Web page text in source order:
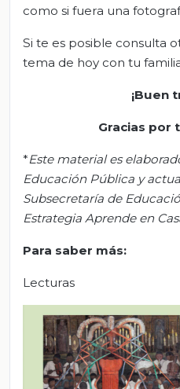
como si fuera una
Si te es posible consulta
tema de hoy con tu
¡Buen
Gracias por
*Este material es
Educación Pública y
Subsecretaría de
Estrategia Aprende en
Para saber más:
Lecturas